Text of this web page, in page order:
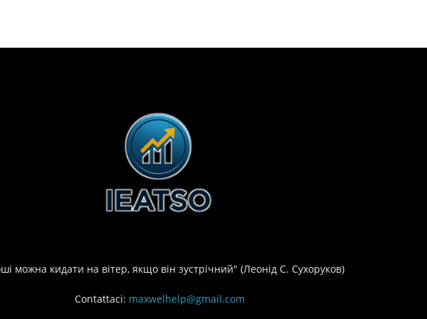
можна кидати на вітер, якщо він зустрічний" (Леонід С. Сухоруков)
Contattaci: maxwelhelp@gmail.com